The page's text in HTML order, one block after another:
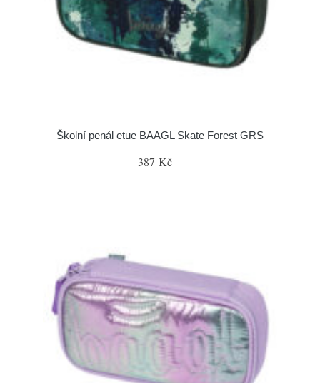
Školní penál etue BAAGL Skate Forest GRS
387 Kč